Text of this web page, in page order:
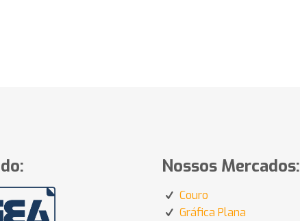
Nossos Mercados:
Couro
Gráfica Plana